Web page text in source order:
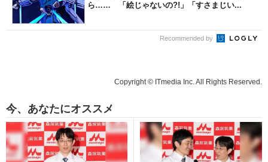
ら…… 「絵じゃないの?!」「すさまじい...
Recommended by
Copyright © ITmedia Inc. All Rights Reserved.
今、あなたにオススメ